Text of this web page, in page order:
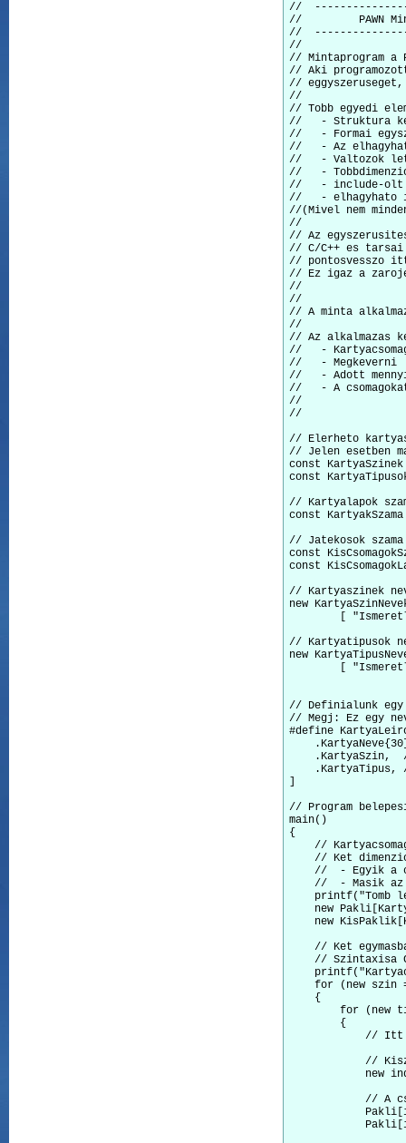
//
//         PAWN
//
//
// Mintaprogram a
// Aki
//
//
// Tobb egyedi
//   - Struktura
//   - Formai
//   - Az
//   - Valtozok
//   -
//   - include-olt
//   - elhagyhato
//(Mivel nem
//
// Az
// C/C++ es tarsai
// pontosvesszo
// Ez igaz a
//
//
// A minta
//
// Az alkalmazas
//   -
//   - Megkeverni
//   - Adott
//   - A
//
//
// Elerheto
// Jelen esetben
const
const
// Kartyalapok
const
// Jatekosok
const
const
// Kartyaszinek
new
[
// Kartyatipusok
new
[
// Definialunk
// Megj: Ez egy
#define
.KartyaSzin,
.KartyaTipus,
// Program
main()
{
//
// Ket
//  - Egyik a
//  - Masik
printf("Tomb
new
new
// Ket
// Szintaxisa
for (new szin
    {
for (new
        {
//
//
new
// A